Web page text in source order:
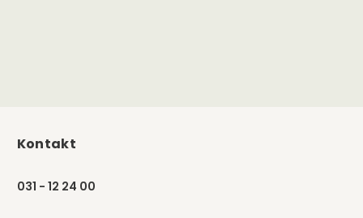
Kontakt
031 - 12 24 00